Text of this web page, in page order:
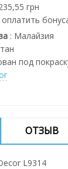
грн
: Малайзия
под
ОТЗЫВ
L9314